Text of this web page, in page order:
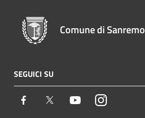
Comune di Sanremo
SEGUICI SU
Facebook Twitter YoutubeInstagram